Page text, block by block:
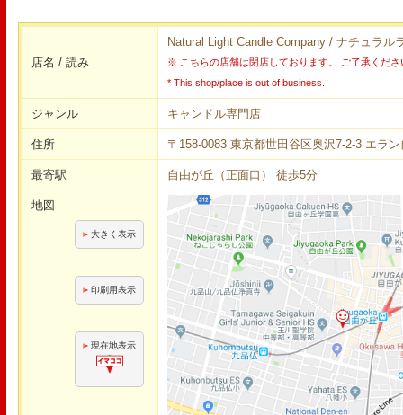
店名 / 読み
Natural Light Candle Company / ナチュラル
※ こちらの店舗は閉店しております。 ご了承くださ
* This shop/place is out of business.
ジャンル キャンドル専門店
住所 〒158-0083 東京都世田谷区奥沢7-2-3 エラ
最寄駅 自由が丘（正面口） 徒歩5分
地図
大きく表示
印刷用表示
現在地表示